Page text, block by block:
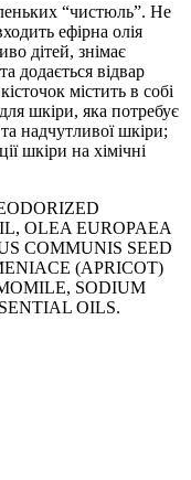
“чистюль”. Не
ефірна олія
дітей, знімає
додається відвар
містить в собі
шкіри, яка потребує
надчутливої шкіри;
шкіри на хімічні
OLEA EUROPAEA
COMMUNIS SEED
(APRICOT)
SODIUM
OILS.